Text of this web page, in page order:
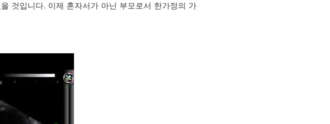
것입니다. 이제 혼자서가 아닌 부모로서 한가정의 가